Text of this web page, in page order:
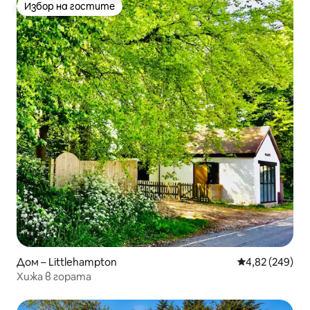
Избор на гостите
Избор на гостите
Дом – Littlehampton Средна
4,82 (249)
Хижа в гората